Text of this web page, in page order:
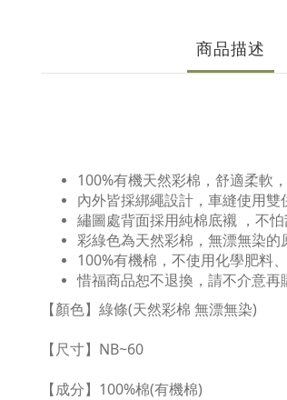
商品描述
100%有機天然彩棉，舒適柔軟
內外皆採綁繩設計，車縫使用
繡圖處背面採用純棉底襯 ，不
彩綠色為天然彩棉，無漂無染的
100%有機棉，不使用化學肥料
惜福商品恕不退換，請不介意再
【顏色】綠條(天然彩棉 無漂無染)
【尺寸】NB~60
【成分】100%棉(有機棉)